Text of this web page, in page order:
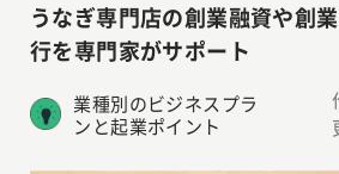
うなぎ専門店の創業融資や創
行を専門家がサポート
業種別のビジネスプラ
ンと起業ポイント